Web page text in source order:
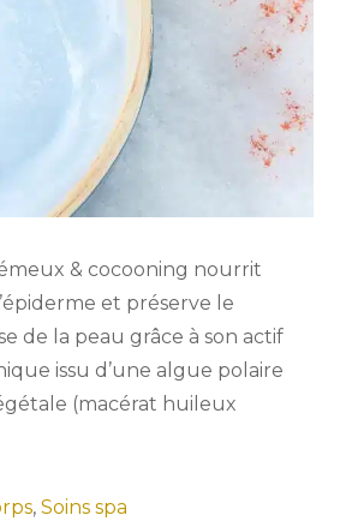
& cocooning nourrit
et préserve le
de la peau grâce à son actif
issu d’une algue polaire
(macérat huileux
,Soins spa